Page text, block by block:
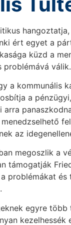
ért egyet a
küzd a
problémává válik.
a kommunális
a
az
megoszlik a
támogatják
problémákat
egyre